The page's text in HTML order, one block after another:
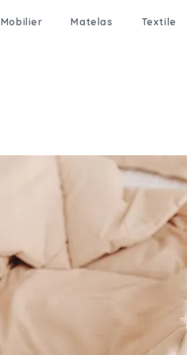
Mobilier Matelas Textile